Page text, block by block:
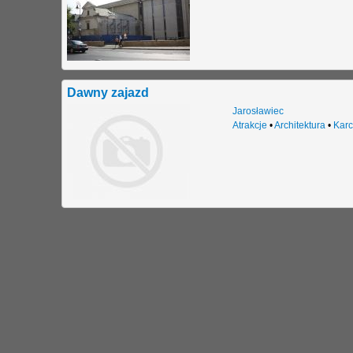
Dawny zajazd
Jarosławiec
Atrakcje •Architektura•